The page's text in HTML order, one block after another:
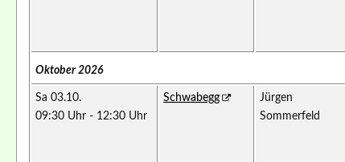
Oktober 2026
Sa 03.10.
09:30 Uhr - 12:30 Uhr
Schwabegg
Jürgen
Sommerfeld